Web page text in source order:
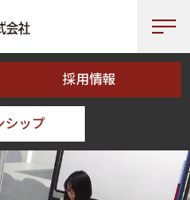
採用情報
シップ